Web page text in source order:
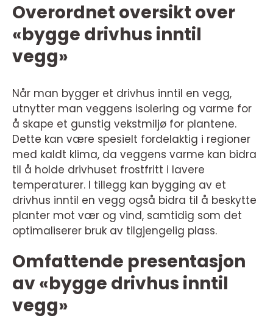
Overordnet oversikt over
«bygge drivhus inntil
vegg»
Når man bygger et drivhus inntil en vegg,
utnytter man veggens isolering og varme for
å skape et gunstig vekstmiljø for plantene.
Dette kan være spesielt fordelaktig i regioner
med kaldt klima, da veggens varme kan bidra
til å holde drivhuset frostfritt i lavere
temperaturer. I tillegg kan bygging av et
drivhus inntil en vegg også bidra til å beskytte
planter mot vær og vind, samtidig som det
optimaliserer bruk av tilgjengelig plass.
Omfattende presentasjon
av «bygge drivhus inntil
vegg»